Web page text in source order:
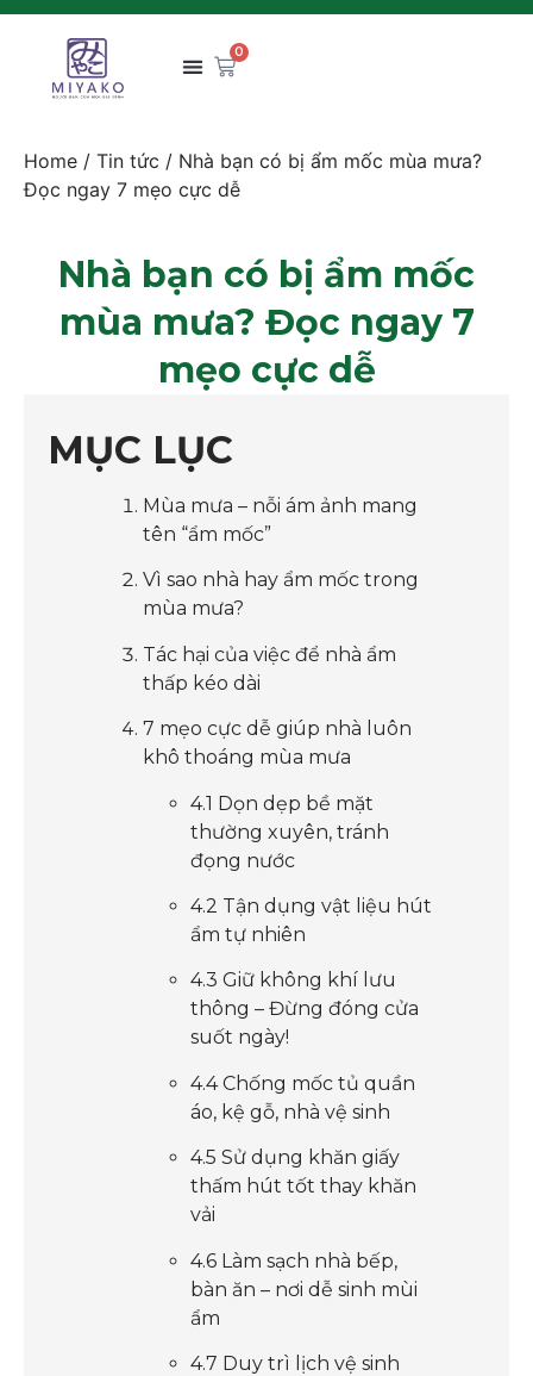
0
Home / Tin tức / Nhà bạn có bị ẩm mốc mùa mưa?
Đọc ngay 7 mẹo cực dễ
Nhà bạn có bị ẩm mốc
mùa mưa? Đọc ngay 7
mẹo cực dễ
MỤC LỤC
Mùa mưa – nỗi ám ảnh mang
tên “ẩm mốc”
Vì sao nhà hay ẩm mốc trong
mùa mưa?
Tác hại của việc để nhà ẩm
thấp kéo dài
7 mẹo cực dễ giúp nhà luôn
khô thoáng mùa mưa
4.1 Dọn dẹp bề mặt
thường xuyên, tránh
đọng nước
4.2 Tận dụng vật liệu hút
ẩm tự nhiên
4.3 Giữ không khí lưu
thông – Đừng đóng cửa
suốt ngày!
4.4 Chống mốc tủ quần
áo, kệ gỗ, nhà vệ sinh
4.5 Sử dụng khăn giấy
thấm hút tốt thay khăn
vải
4.6 Làm sạch nhà bếp,
bàn ăn – nơi dễ sinh mùi
ẩm
4.7 Duy trì lịch vệ sinh